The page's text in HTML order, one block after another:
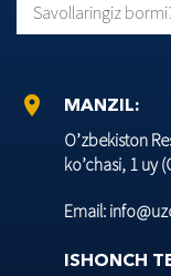
Savollaringiz
location_on
MANZIL:
O’zbеkiston
ko’chasi, 1 uy
Email:
ISHONCH